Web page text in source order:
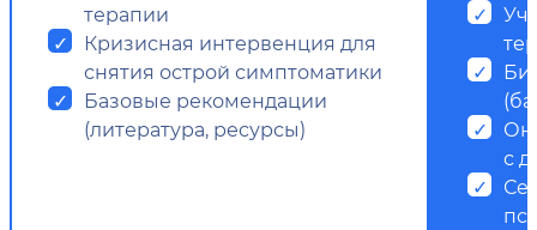
терапии
Кризисная интервенция для
снятия острой симптоматики
Базовые рекомендации
(литература, ресурсы)
с